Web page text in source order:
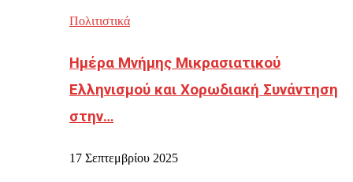
Πολιτιστικά
Ημέρα Μνήμης Μικρασιατικού
Ελληνισμού και Χορωδιακή Συνάντηση
στην…
17 Σεπτεμβρίου 2025